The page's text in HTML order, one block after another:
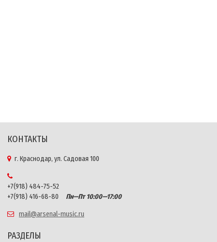
КОНТАКТЫ
г. Краснодар, ул. Садовая 100
+7(918) 484-75-52
+7(918) 416-68-80
Пн—Пт 10:00—17:00
mail@arsenal-music.ru
РАЗДЕЛЫ